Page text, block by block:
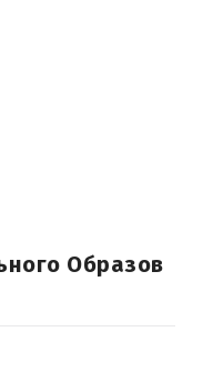
Образов